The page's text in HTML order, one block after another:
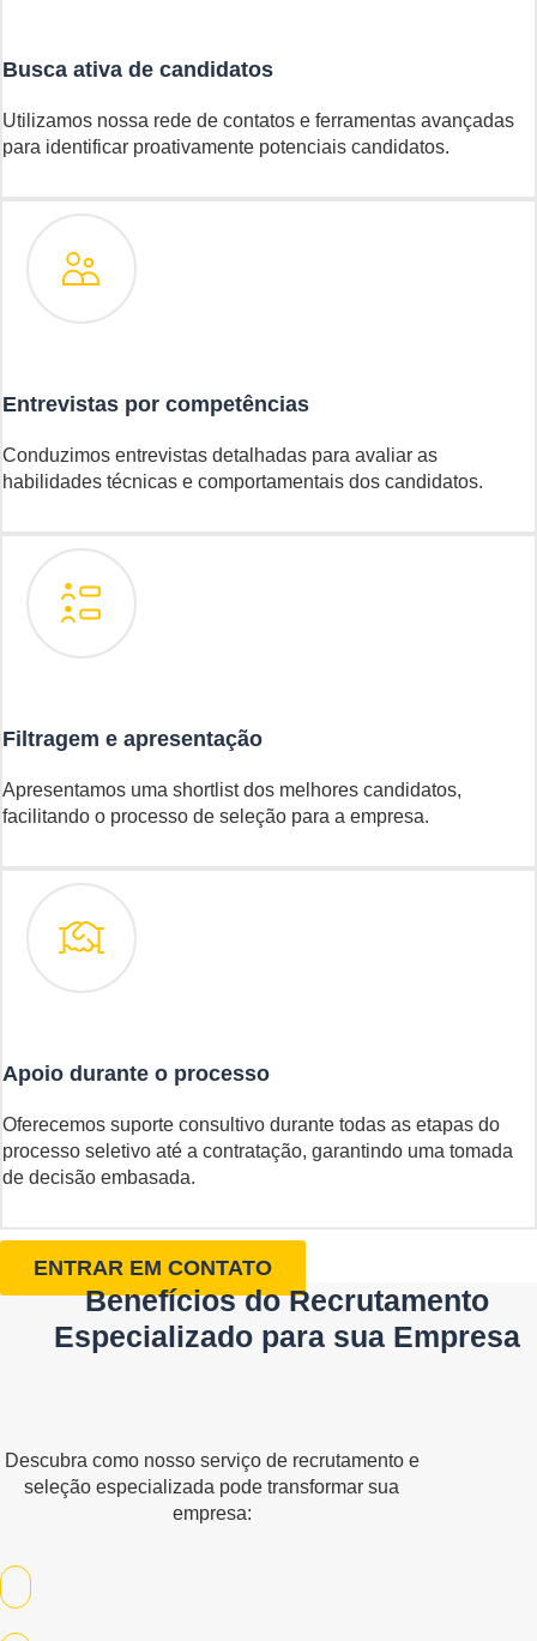
Busca ativa de candidatos
Utilizamos nossa rede de contatos e ferramentas avançadas
para identificar proativamente potenciais candidatos.
Entrevistas por competências
Conduzimos entrevistas detalhadas para avaliar as
habilidades técnicas e comportamentais dos candidatos.
Filtragem e apresentação
Apresentamos uma shortlist dos melhores candidatos,
facilitando o processo de seleção para a empresa.
Apoio durante o processo
Oferecemos suporte consultivo durante todas as etapas do
processo seletivo até a contratação, garantindo uma tomada
de decisão embasada.
ENTRAR EM CONTATO
Benefícios do Recrutamento
Especializado para sua Empresa
Descubra como nosso serviço de recrutamento e
seleção especializada pode transformar sua
empresa: